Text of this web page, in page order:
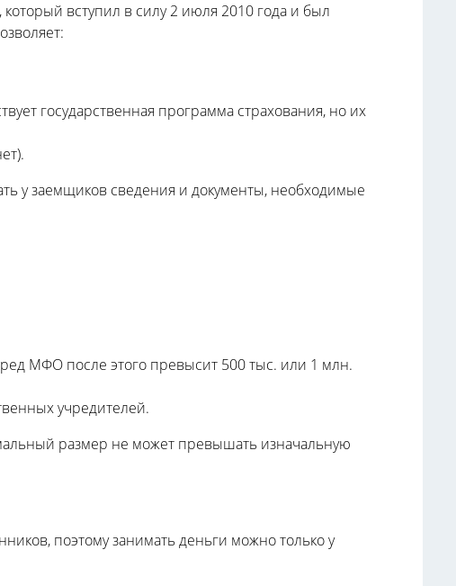
вступил в силу 2 июля 2010 года и был
государственная программа страхования, но их
у заемщиков сведения и документы, необходимые
МФО после этого превысит 500 тыс. или 1 млн.
учредителей.
размер не может превышать изначальную
поэтому занимать деньги можно только у